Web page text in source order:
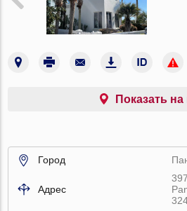
Показать на
Город
Адрес